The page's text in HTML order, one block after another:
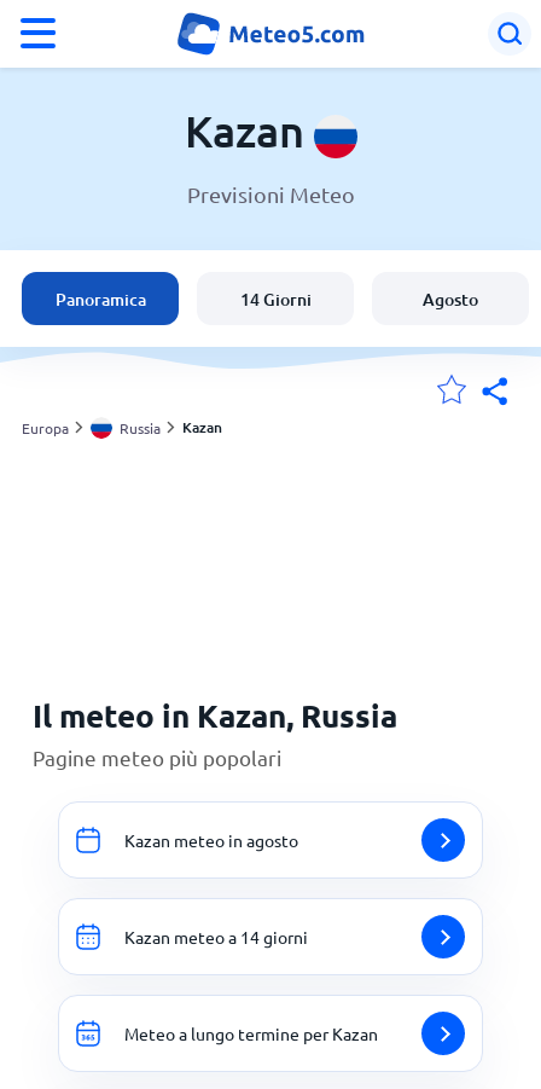
Russia
Italia
Svizzera
Kazan
Previsioni Meteo
Panoramica 14 Giorni Agosto
Europa Russia Kazan
Il meteo in Kazan, Russia
Pagine meteo più popolari
Kazan meteo in agosto
Kazan meteo a 14 giorni
Meteo a lungo termine per Kazan